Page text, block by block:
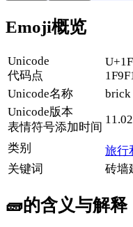
Emoji概览
Unicode
代码点
Unicode名称
brick
Unicode版本
表情符号添加时间
11.0
类别 旅行
关键词
砖墙
🧱的含义与解释